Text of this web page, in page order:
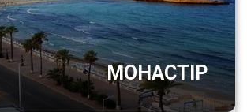
МОНАСТІР